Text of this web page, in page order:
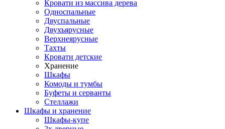
Кровати из массива дерева
Односпальные
Двуспальные
Двухъярусные
Верхнеярусные
Тахты
Кровати детские
Хранение
Шкафы
Комоды и тумбы
Буфеты и серванты
Стеллажи
Шкафы и хранение
Шкафы-купе